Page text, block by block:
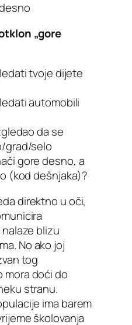
„gore
tvoje dijete
automobili
da se
grad/selo
gore desno, a
(kod dešnjaka)?
direktno u oči,
blizu
No ako joj
tog
mora doći do
stranu.
ima barem
školovanja